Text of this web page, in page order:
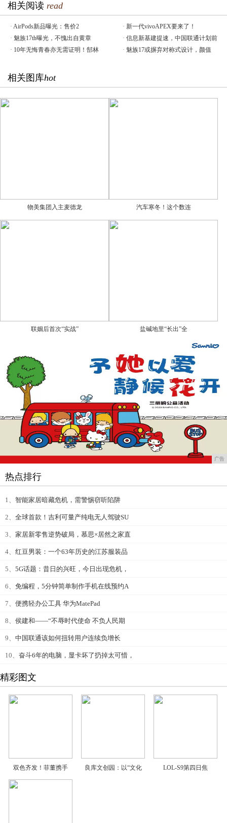
相关阅读 read
· AirPods新品曝光：售价2 · 新一代vivoAPEX要来了！
· 魅族17th曝光，不愧出自黄章 · 信息新基建提速，中国联通计划前
· 10年无悔青春亦无需证明！郜林 · 魅族17或摒弃对称式设计，颜值
相关图库hot
物美集团入主麦德龙 汽车寒冬！这个数连
联姻后首次“实战” 盐碱地里“长出”全
广告
热点排行
1、 智能家居暗藏危机，需警惕窃听陷阱
2、 全球首款！吉利可量产纯电无人驾驶SU
3、 家居新零售逆势破局，慕思×居然之家直
4、 红豆男装：一个63年历史的江苏服装品
5、 5G话题：昔日的兴旺，今日出现危机，
6、 免编程，5分钟简单制作手机在线预约A
7、 便携轻办公工具 华为MatePad
8、 侯建和——“不辱时代使命 不负人民期
9、 中国联通该如何扭转用户连续负增长
10、 奋斗6年的电脑，显卡坏了扔掉太可惜，
精彩图文
双色齐发！菲董携手 良库文创园：以“文化 LOL-S9第四日焦